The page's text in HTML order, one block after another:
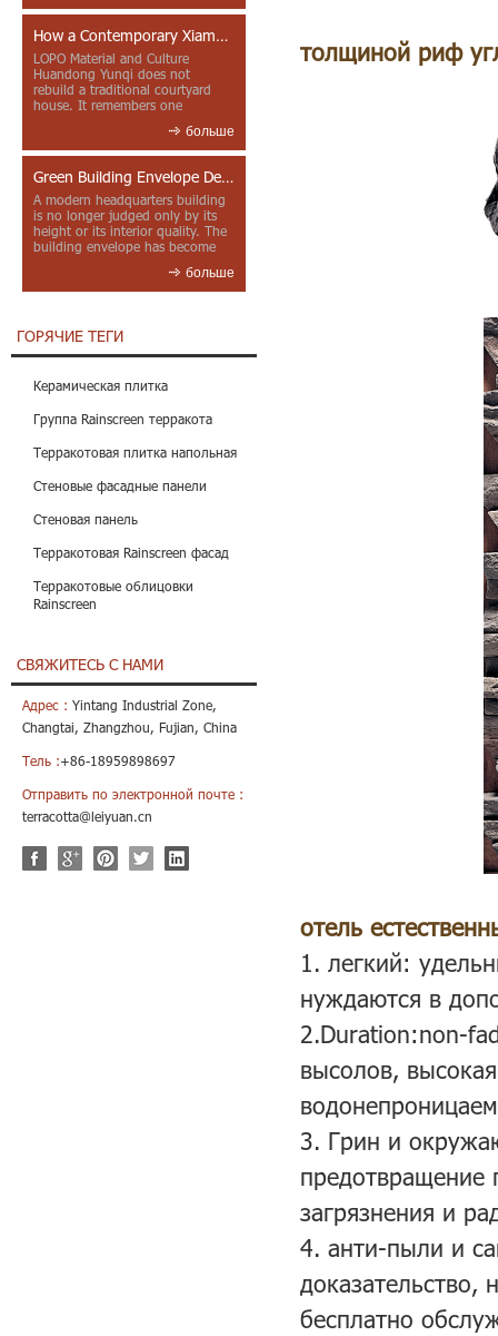
How a Contemporary Xiamen Project Reframes Minnan Red Brick
LOPO Material and Culture
Huandong Yunqi does not
rebuild a traditional courtyard
house. It remembers one
больше
Green Building Envelope Design: Clay Sunscreen Fins for Modern Headquarters Architecture
A modern headquarters building
is no longer judged only by its
height or its interior quality. The
building envelope has become
больше
ГОРЯЧИЕ ТЕГИ
Керамическая плитка
Группа Rainscreen терракота
Терракотовая плитка напольная
Стеновые фасадные панели
Стеновая панель
Терракотовая Rainscreen фасад
Терракотовые облицовки
Rainscreen
СВЯЖИТЕСЬ С НАМИ
Адрес : Yintang Industrial Zone,
Changtai, Zhangzhou, Fujian, China
Тель :+86-18959898697
Отправить по электронной почте :
terracotta@leiyuan.cn
толщиной риф
отель
1. легкий:
нуждаются в
2.Duration:non-
высолов,
3. Грин и
предотвращение
загрязнения и
4. анти-пыли и
доказательство,
бесплатно